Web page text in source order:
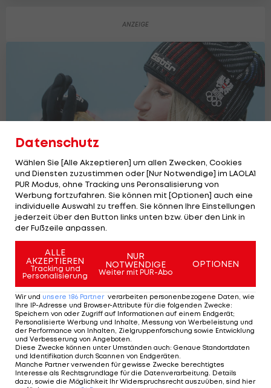
Schöner Empfang für Anna Gasser in
Millstatt
Datenschutz
Wählen Sie [Alle Akzeptieren] um allen Zwecken, Cookies
und Diensten zuzustimmen oder [Nur Notwendige] im LAOLA1
PUR Modus, ohne Tracking uns Peronsalisierung von
Werbung fortzufahren. Sie können mit [Optionen] auch eine
individuelle Auswahl zu treffen. Sie können Ihre Einstellungen
jederzeit über den Button links unten bzw. über den Link in
der Fußzeile anpassen.
ALLE
AKZEPTIEREN
Tracking und
Personalisierung
NUR
NOTWENDIGE
Weiter mit PUR-Abo
OPTIONEN
Wir und unsere 186 Partner verarbeiten personenbezogene Daten, wie
Ihre IP-Adresse und Browser-Attribute für die folgenden Zwecke:
Speichern von oder Zugriff auf Informationen auf einem Endgerät;
Personalisierte Werbung und Inhalte, Messung von Werbeleistung und
der Performance von Inhalten, Zielgruppenforschung sowie Entwicklung
und Verbesserung von Angeboten.
Diese Zwecke können unter Umständen auch: Genaue Standortdaten
und Identifikation durch Scannen von Endgeräten.
Manche Partner verwenden für gewisse Zwecke berechtigtes
Interesse als Rechtsgrundlage für die Datenverarbeitung. Details
dazu, sowie die Möglichkeit Ihr Widerspruchsrecht auszuüben, sind hier